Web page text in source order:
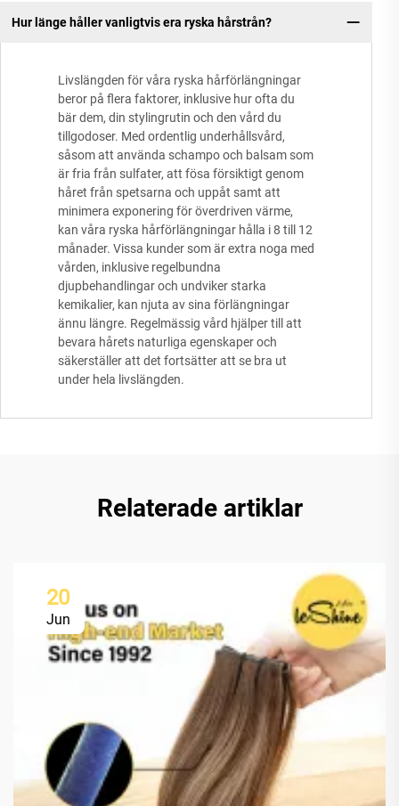
Hur länge håller vanligtvis era ryska hårstrån?
Livslängden för våra ryska hårförlängningar
beror på flera faktorer, inklusive hur ofta du
bär dem, din stylingrutin och den vård du
tillgodoser. Med ordentlig underhållsvård,
såsom att använda schampo och balsam som
är fria från sulfater, att fösa försiktigt genom
håret från spetsarna och uppåt samt att
minimera exponering för överdriven värme,
kan våra ryska hårförlängningar hålla i 8 till 12
månader. Vissa kunder som är extra noga med
vården, inklusive regelbundna
djupbehandlingar och undviker starka
kemikalier, kan njuta av sina förlängningar
ännu längre. Regelmässig vård hjälper till att
bevara hårets naturliga egenskaper och
säkerställer att det fortsätter att se bra ut
under hela livslängden.
Relaterade artiklar
20
Jun